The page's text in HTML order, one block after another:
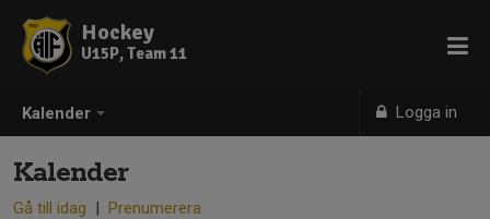
Kalender Logga in
Hockey
U15P, Team 11
Kalender
Gå till idag | Prenumerera